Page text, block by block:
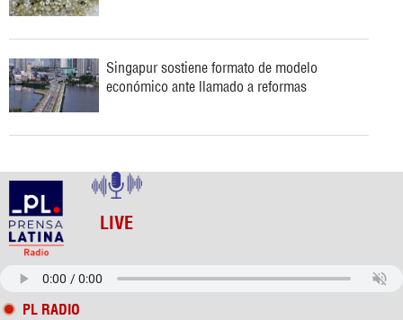
Singapur sostiene formato de modelo
económico ante llamado a reformas
LIVE
PL RADIO